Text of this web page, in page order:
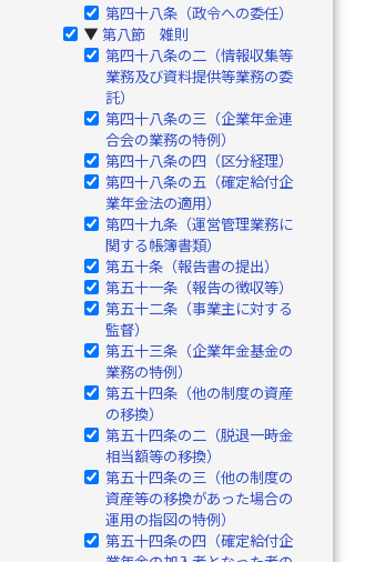
第四十八条（政令への委任）
▶ 第八節 雑則
第四十八条の二（情報収集等
業務及び資料提供等業務の委
託）
第四十八条の三（企業年金連
合会の業務の特例）
第四十八条の四（区分経理）
第四十八条の五（確定給付企
業年金法の適用）
第四十九条（運営管理業務に
関する帳簿書類）
第五十条（報告書の提出）
第五十一条（報告の徴収等）
第五十二条（事業主に対する
監督）
第五十三条（企業年金基金の
業務の特例）
第五十四条（他の制度の資産
の移換）
第五十四条の二（脱退一時金
相当額等の移換）
第五十四条の三（他の制度の
資産等の移換があった場合の
運用の指図の特例）
第五十四条の四（確定給付企